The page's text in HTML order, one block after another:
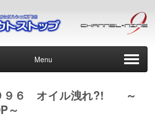
Menu
９６ オイル洩れ?! ～
～